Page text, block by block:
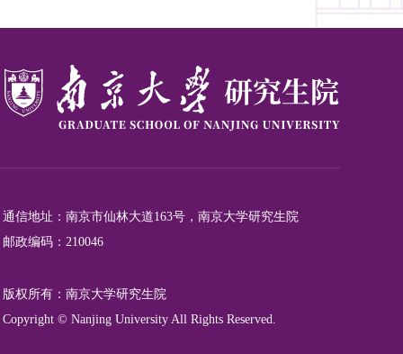
通信地址：南京市仙林大道163号，南京大学研究生院
邮政编码：210046
版权所有：南京大学研究生院
Copyright © Nanjing University All Rights Reserved.